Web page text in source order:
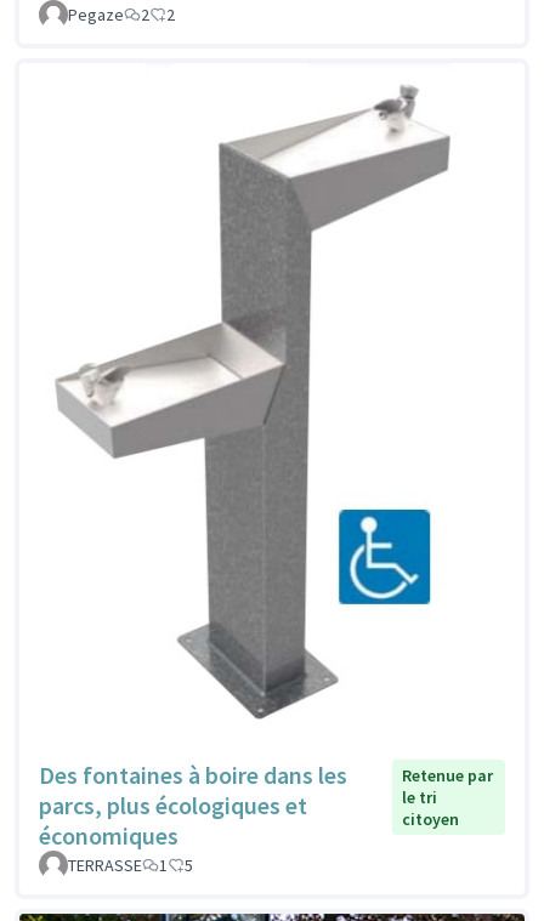
Pegaze 2 2
Des fontaines à boire dans les
parcs, plus écologiques et
économiques
Retenue par
le tri
citoyen
TERRASSE 1 5